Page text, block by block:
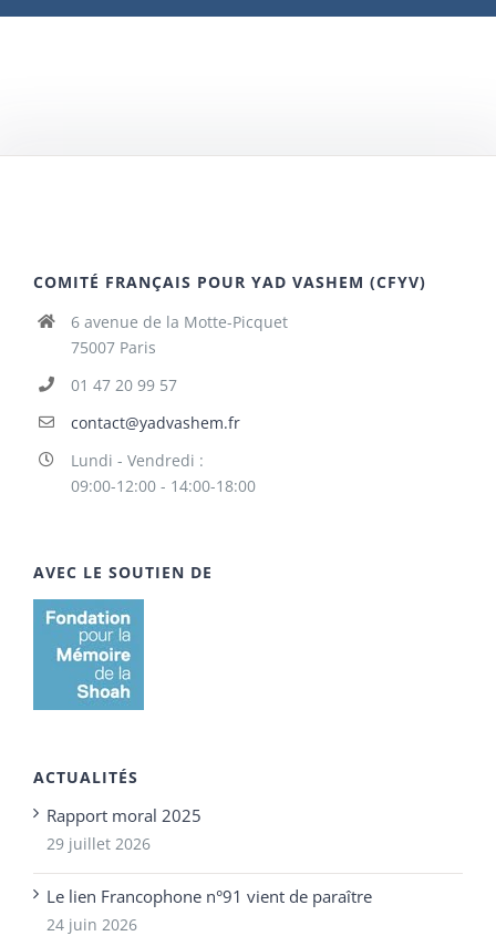
COMITÉ FRANÇAIS POUR YAD VASHEM (CFYV)
6 avenue de la Motte-Picquet
75007 Paris
01 47 20 99 57
contact@yadvashem.fr
Lundi - Vendredi :
09:00-12:00 - 14:00-18:00
AVEC LE SOUTIEN DE
ACTUALITÉS
Rapport moral 2025
29 juillet 2026
Le lien Francophone n°91 vient de paraître
24 juin 2026